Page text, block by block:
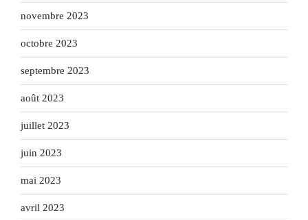
novembre 2023
octobre 2023
septembre 2023
août 2023
juillet 2023
juin 2023
mai 2023
avril 2023